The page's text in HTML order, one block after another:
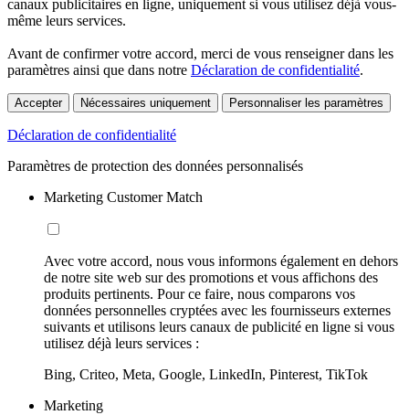
canaux publicitaires en ligne, uniquement si vous utilisez déjà vous-
même leurs services.
Avant de confirmer votre accord, merci de vous renseigner dans les
paramètres ainsi que dans notre Déclaration de confidentialité.
Accepter Nécessaires uniquement Personnaliser les paramètres
Déclaration de confidentialité
Paramètres de protection des données personnalisés
Marketing Customer Match
Avec votre accord, nous vous informons également en dehors
de notre site web sur des promotions et vous affichons des
produits pertinents. Pour ce faire, nous comparons vos
données personnelles cryptées avec les fournisseurs externes
suivants et utilisons leurs canaux de publicité en ligne si vous
utilisez déjà leurs services :
Bing, Criteo, Meta, Google, LinkedIn, Pinterest, TikTok
Marketing